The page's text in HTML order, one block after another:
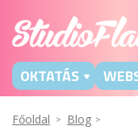
OKTATÁS
Főoldal Blog